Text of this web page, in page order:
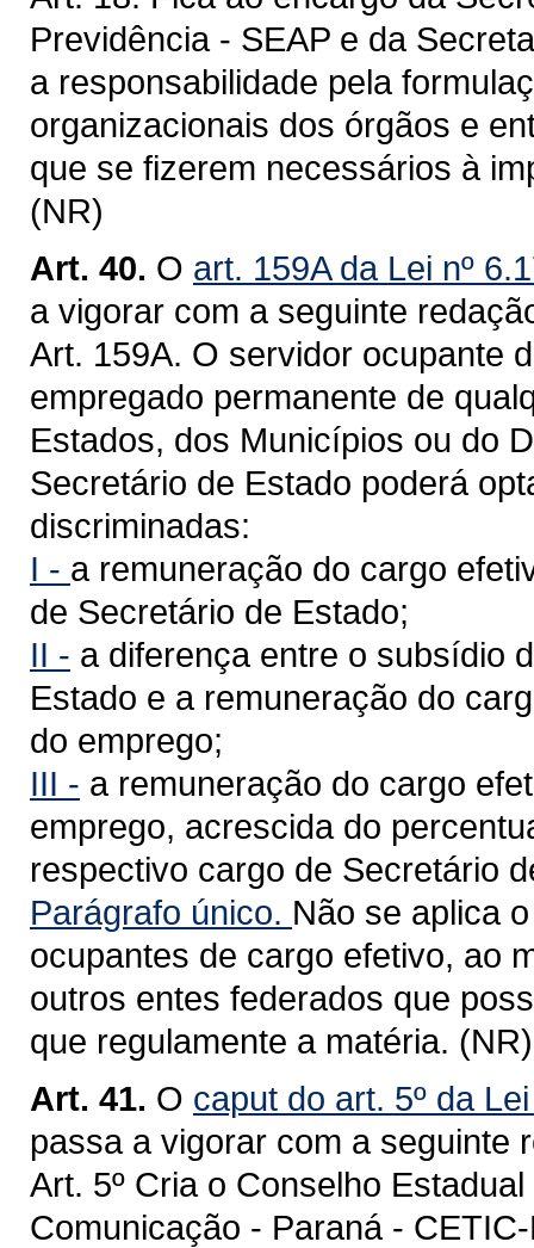
Previdência - SEAP e da
a responsabilidade pela
organizacionais dos órgãos e
que se fizerem necessários à
(NR)
Art. 40. O art. 159A da Lei nº
a vigorar com a seguinte
Art. 159A. O servidor ocupante
empregado permanente de
Estados, dos Municípios ou do
Secretário de Estado poderá
discriminadas:
I - a remuneração do cargo
de Secretário de Estado;
II - a diferença entre o subsídio
Estado e a remuneração do
do emprego;
III - a remuneração do cargo
emprego, acrescida do
respectivo cargo de Secretário
Parágrafo único. Não se aplica
ocupantes de cargo efetivo, ao
outros entes federados que
que regulamente a matéria. (NR)
Art. 41. O caput do art. 5º da
passa a vigorar com a seguinte
Art. 5º Cria o Conselho
Comunicação - Paraná -